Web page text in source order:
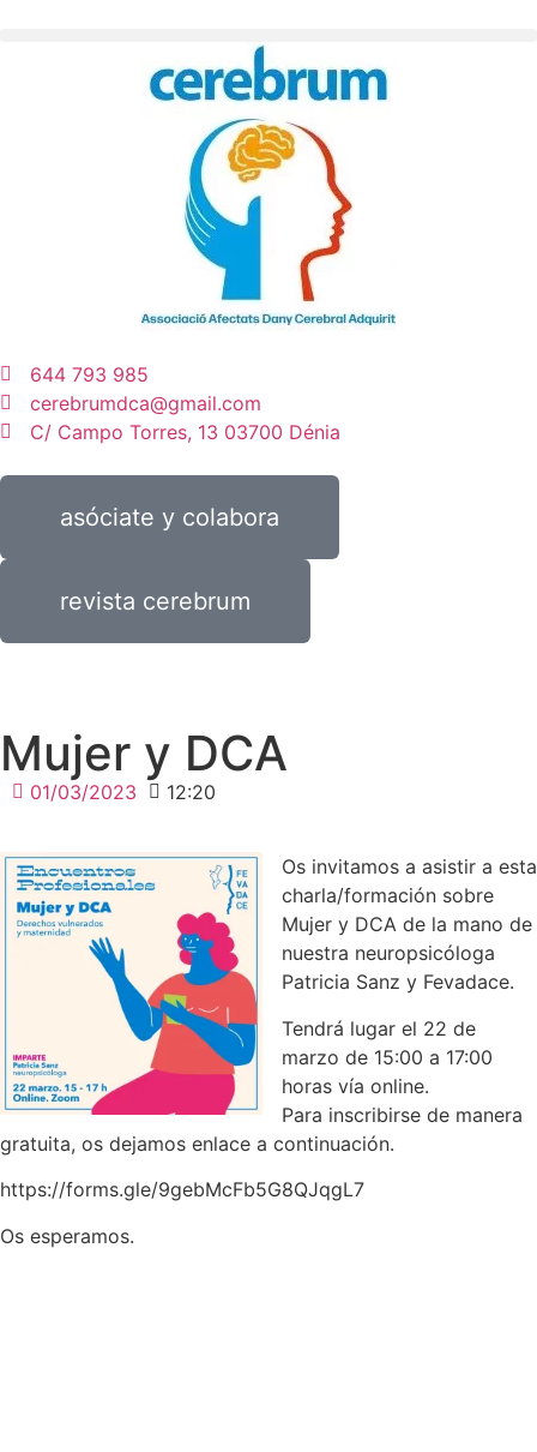
644 793 985
cerebrumdca@gmail.com
C/ Campo Torres, 13 03700 Dénia
asóciate y colabora
revista cerebrum
Mujer y DCA
01/03/2023 12:20
Os invitamos a asistir a esta
charla/formación sobre
Mujer y DCA de la mano de
nuestra neuropsicóloga
Patricia Sanz y Fevadace.
Tendrá lugar el 22 de
marzo de 15:00 a 17:00
horas vía online.
Para inscribirse de manera
gratuita, os dejamos enlace a continuación.
https://forms.gle/9gebMcFb5G8QJqgL7
Os esperamos.